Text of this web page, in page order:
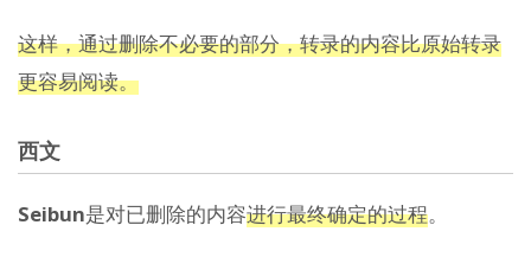
这样，通过删除不必要的部分，转录的内容比原始转录
更容易阅读。
西文
Seibun是对已删除的内容进行最终确定的过程。